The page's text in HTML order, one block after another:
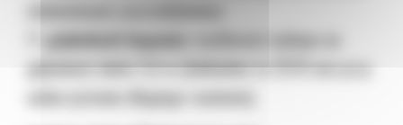
głębokość kopania:
możliwości wykopu na
głębokość około 2,6 m (dokładnie to 2570 mm przy
wykorzystaniu długiego ramienia).